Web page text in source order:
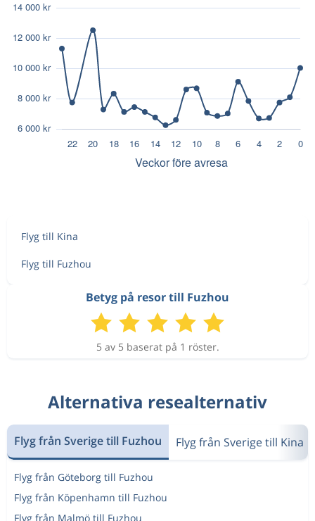
Flyg till Kina
Flyg till Fuzhou
Betyg på resor till Fuzhou
5 av 5 baserat på 1 röster.
Alternativa resealternativ
Flyg från Sverige till Fuzhou Flyg från Sverige till Kina
Flyg från Göteborg till Fuzhou
Flyg från Köpenhamn till Fuzhou
Flyg från Malmö till Fuzhou